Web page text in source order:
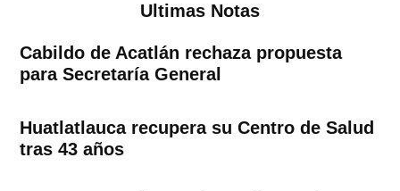
Ultimas Notas
Cabildo de Acatlán rechaza propuesta
para Secretaría General
Huatlatlauca recupera su Centro de Salud
tras 43 años